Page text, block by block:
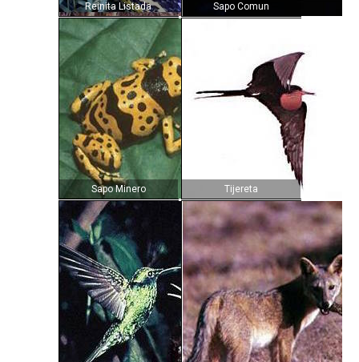
Reinita Listada Sapo Comun
Sapo Minero Tijereta